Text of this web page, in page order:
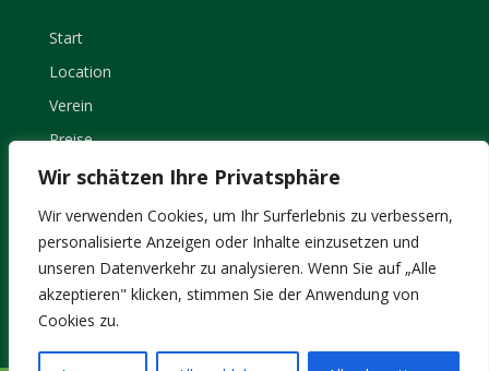
Wir schätzen Ihre Privatsphäre
Wir verwenden Cookies, um Ihr Surferlebnis zu verbessern,
personalisierte Anzeigen oder Inhalte einzusetzen und
unseren Datenverkehr zu analysieren. Wenn Sie auf „Alle
akzeptieren" klicken, stimmen Sie der Anwendung von
Cookies zu.
Start
Location
Verein
Preise
Kontakt
Impressum
Datenschutz